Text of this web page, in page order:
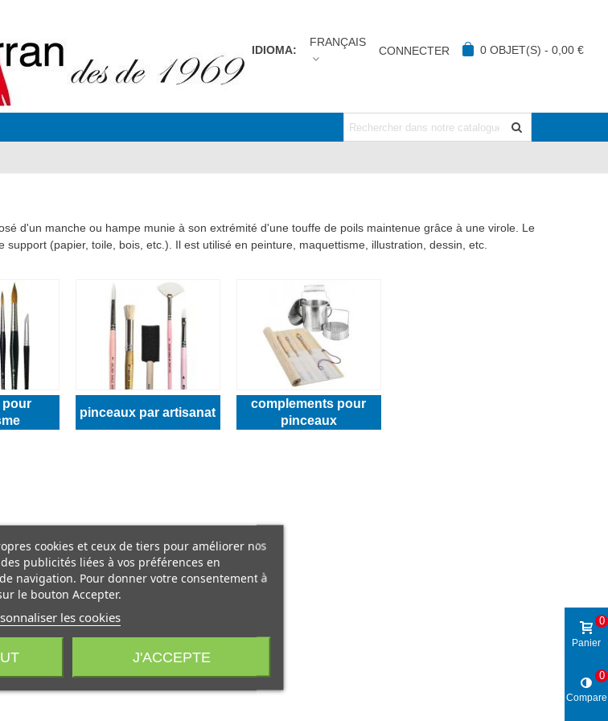
IDIOMA:
FRANÇAIS
CONNECTER 0 OBJET(S) - 0,00 €
d'un manche ou hampe munie à son extrémité d'une touffe de poils maintenue grâce à une virole. Le
(papier, toile, bois, etc.). Il est utilisé en peinture, maquettisme, illustration, dessin, etc.
pour
pinceaux par artisanat
complements pour
pinceaux
cookies et ceux de tiers pour améliorer nos
publicités liées à vos préférences en
navigation. Pour donner votre consentement à
le bouton Accepter.
les cookies
J'ACCEPTE
Panier
0
Compare
0